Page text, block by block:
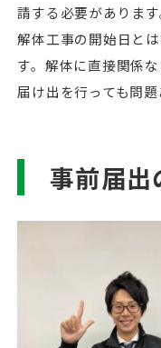
請する必要があります
解体工事の開始日と
す。解体に直接関係
届け出を行っても問題
事前届出